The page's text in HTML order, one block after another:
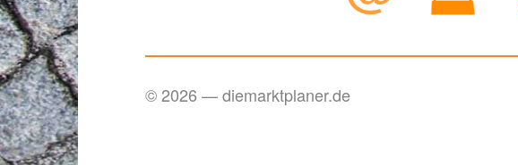
© 2026 — diemarktplaner.de